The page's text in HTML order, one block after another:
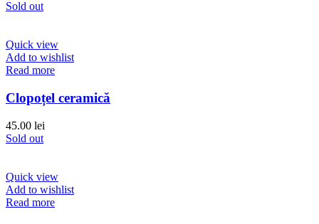
Sold out
Quick view
Add to wishlist
Read more
Clopoțel ceramică
45.00 lei
Sold out
Quick view
Add to wishlist
Read more